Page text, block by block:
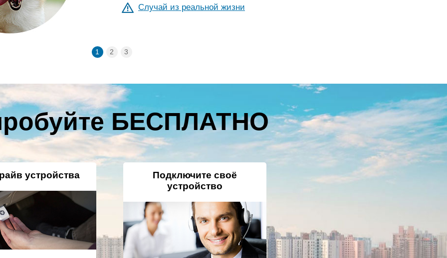
Случай из реальной жизни
БЕСПЛАТНО
устройства
Подключите своё
устройство